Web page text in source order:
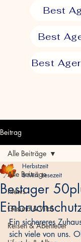
Best
Best
Best
Beitrag
Alle Beiträge
News
Gesund & Vital
Reisen & Abenteuer
Alle Beiträge
Bestager
Herbstzeit
8 Min. Lesezeit
Ein sichereres
sich viele von uns.